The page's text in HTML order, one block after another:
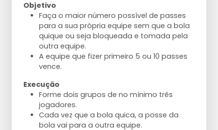
Objetivo
Faça o maior número possível de passes
para a sua própria equipe sem que a bola
quique ou seja bloqueada e tomada pela
outra equipe.
A equipe que fizer primeiro 5 ou 10 passes
vence.
Execução
Forme dois grupos de no mínimo três
jogadores.
Cada vez que a bola quica, a posse da
bola vai para a outra equipe.